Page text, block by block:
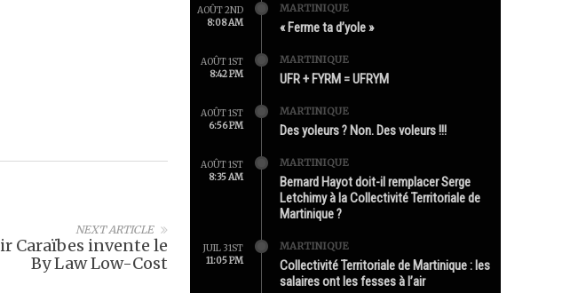
NEXT ARTICLE
Caraïbes invente le
By Law Low-Cost
AOÛT 2ND
8:08 AM
MARTINIQUE
« Ferme ta d’yole »
AOÛT 1ST
8:42 PM
MARTINIQUE
UFR + FYRM = UFRYM
AOÛT 1ST
6:56 PM
MARTINIQUE
Des yoleurs ? Non. Des voleurs !!!
AOÛT 1ST
8:35 AM
MARTINIQUE
Bernard Hayot doit-il remplacer Serge
Letchimy à la Collectivité Territoriale de
Martinique ?
JUIL 31ST
11:05 PM
MARTINIQUE
Collectivité Territoriale de Martinique : les
salaires ont les fesses à l’air